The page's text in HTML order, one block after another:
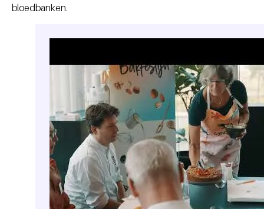
bloedbanken.